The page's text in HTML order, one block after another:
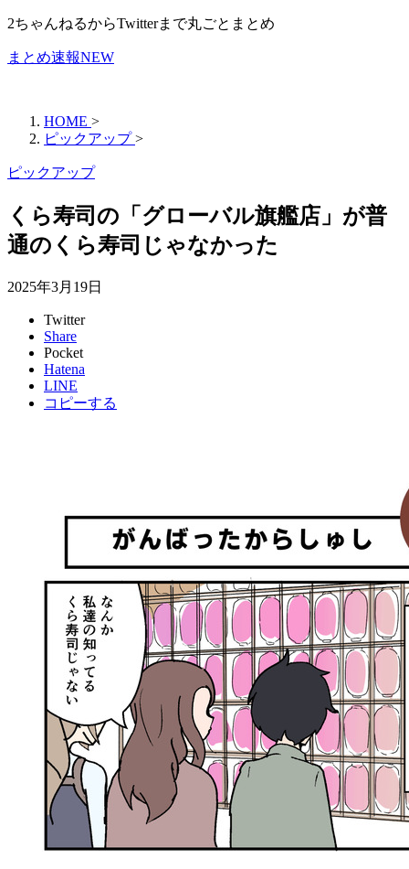
2ちゃんねるからTwitterまで丸ごとまとめ
まとめ速報NEW
HOME >
ピックアップ >
ピックアップ
くら寿司の「グローバル旗艦店」が普
通のくら寿司じゃなかった
2025年3月19日
Twitter
Share
Pocket
Hatena
LINE
コピーする